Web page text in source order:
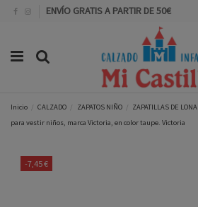
ENVÍO GRATIS A PARTIR DE 50€
Inicio CALZADO ZAPATOS NIÑO ZAPATILLAS DE LONA
para vestir niños, marca Victoria, en color taupe. Victoria
-7,45 €